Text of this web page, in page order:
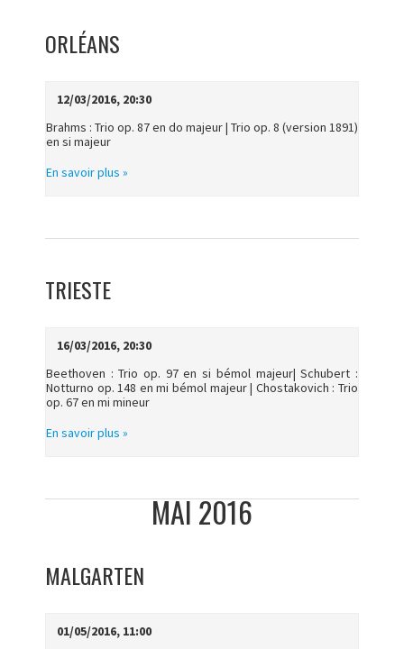
ORLÉANS
12/03/2016, 20:30
Brahms : Trio op. 87 en do majeur | Trio op. 8 (version 1891)
en si majeur
En savoir plus »
TRIESTE
16/03/2016, 20:30
Beethoven : Trio op. 97 en si bémol majeur| Schubert :
Notturno op. 148 en mi bémol majeur | Chostakovich : Trio
op. 67 en mi mineur
En savoir plus »
MAI 2016
MALGARTEN
01/05/2016, 11:00